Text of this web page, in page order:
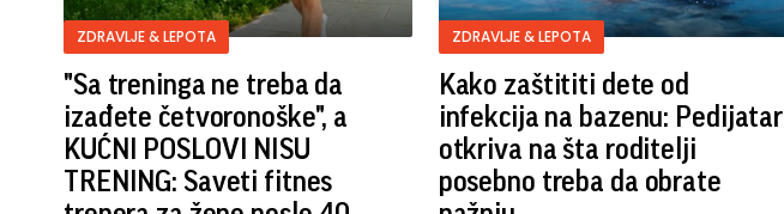
ZDRAVLJE & LEPOTA
"Sa treninga ne treba da
izađete četvoronoške", a
KUĆNI POSLOVI NISU
TRENING: Saveti fitnes
ZDRAVLJE & LEPOTA
Kako zaštititi dete od
infekcija na bazenu: Pedijatar
otkriva na šta roditelji
posebno treba da obrate